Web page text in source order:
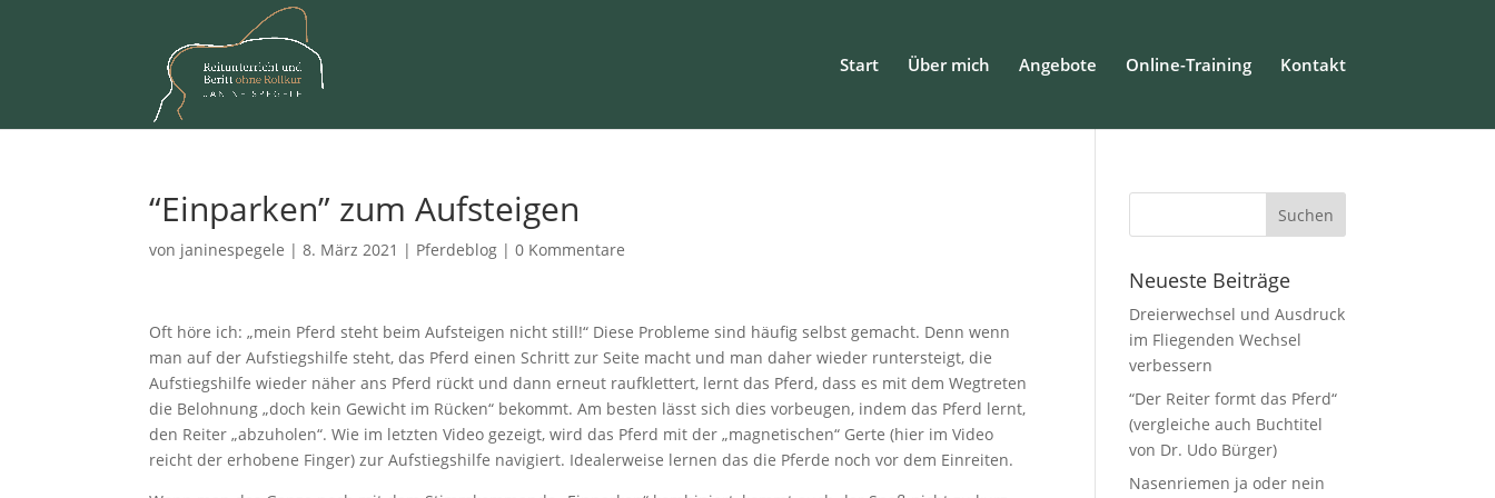
Start Über mich Angebote Online-Training Kontakt
“Einparken” zum Aufsteigen
von janinespegele |8. März 2021 | Pferdeblog |0 Kommentare
Oft höre ich: „mein Pferd steht beim Aufsteigen nicht still!“ Diese Probleme sind häufig selbst gemacht. Denn wenn
man auf der Aufstiegshilfe steht, das Pferd einen Schritt zur Seite macht und man daher wieder runtersteigt, die
Aufstiegshilfe wieder näher ans Pferd rückt und dann erneut raufklettert, lernt das Pferd, dass es mit dem Wegtreten
die Belohnung „doch kein Gewicht im Rücken“ bekommt. Am besten lässt sich dies vorbeugen, indem das Pferd lernt,
den Reiter „abzuholen“. Wie im letzten Video gezeigt, wird das Pferd mit der „magnetischen“ Gerte (hier im Video
reicht der erhobene Finger) zur Aufstiegshilfe navigiert. Idealerweise lernen das die Pferde noch vor dem Einreiten.
Neueste Beiträge
Dreierwechsel und Ausdruck
im Fliegenden Wechsel
verbessern
“Der Reiter formt das Pferd“
(vergleiche auch Buchtitel
von Dr. Udo Bürger)
Nasenriemen ja oder nein